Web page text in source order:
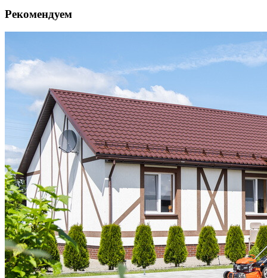
Рекомендуем